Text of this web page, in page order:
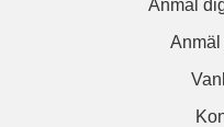
Anmäl